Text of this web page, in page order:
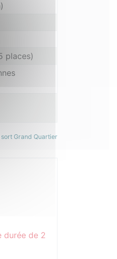
places)
Grand Quartier
durée de 2